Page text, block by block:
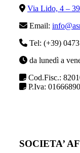
Via Lido, 4 –
Email:
Tel: (+39)
da lunedì a
Cod.Fisc.:
P.Iva:
SOCIETA’